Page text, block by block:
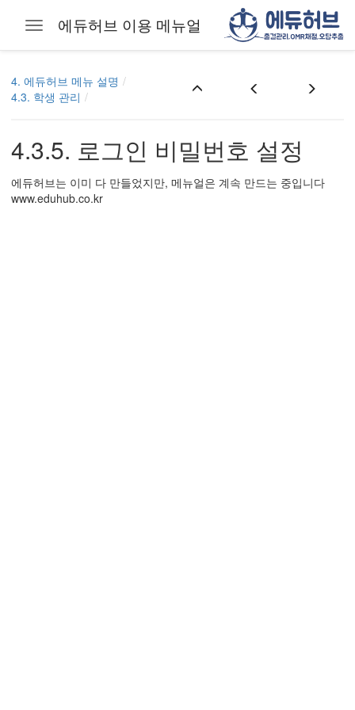
Toggle navigation
에듀허브 이용 메뉴얼
4. 에듀허브 메뉴 설명
4.3. 학생 관리
4.3.5. 로그인 비밀번호 설정
에듀허브는 이미 다 만들었지만, 메뉴얼은 계속 만드는 중입니다
www.eduhub.co.kr